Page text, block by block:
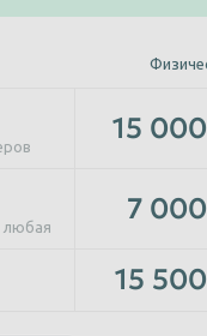
15 000
любая 7 000
15 500